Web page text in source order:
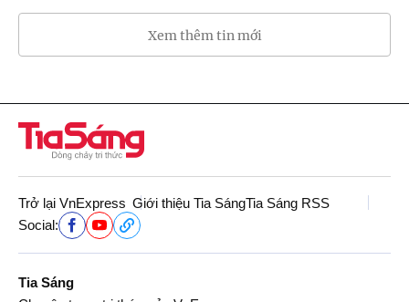
Xem thêm tin mới
Trở lại VnExpress Giới thiệu Tia SángTia Sáng RSS
Social:
Tia Sáng